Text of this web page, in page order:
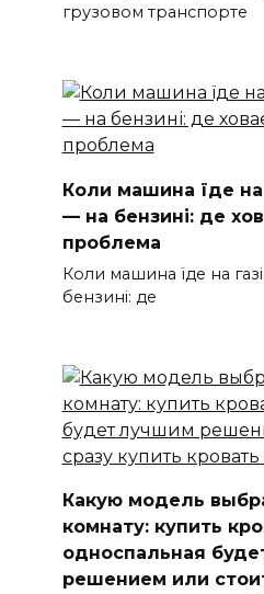
грузовом транспорте
Коли машина їде на
— на бензині: де
проблема
Коли машина їде на
бензині: де
Какую модель
комнату: купить
односпальная
решением или